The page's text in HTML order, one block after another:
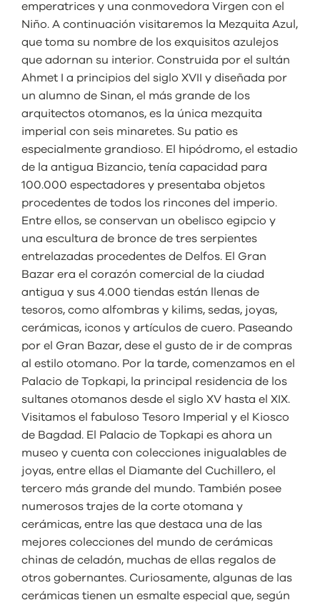
emperatrices y una conmovedora Virgen con el
Niño. A continuación visitaremos la Mezquita Azul,
que toma su nombre de los exquisitos azulejos
que adornan su interior. Construida por el sultán
Ahmet I a principios del siglo XVII y diseñada por
un alumno de Sinan, el más grande de los
arquitectos otomanos, es la única mezquita
imperial con seis minaretes. Su patio es
especialmente grandioso. El hipódromo, el estadio
de la antigua Bizancio, tenía capacidad para
100.000 espectadores y presentaba objetos
procedentes de todos los rincones del imperio.
Entre ellos, se conservan un obelisco egipcio y
una escultura de bronce de tres serpientes
entrelazadas procedentes de Delfos. El Gran
Bazar era el corazón comercial de la ciudad
antigua y sus 4.000 tiendas están llenas de
tesoros, como alfombras y kilims, sedas, joyas,
cerámicas, iconos y artículos de cuero. Paseando
por el Gran Bazar, dese el gusto de ir de compras
al estilo otomano. Por la tarde, comenzamos en el
Palacio de Topkapi, la principal residencia de los
sultanes otomanos desde el siglo XV hasta el XIX.
Visitamos el fabuloso Tesoro Imperial y el Kiosco
de Bagdad. El Palacio de Topkapi es ahora un
museo y cuenta con colecciones inigualables de
joyas, entre ellas el Diamante del Cuchillero, el
tercero más grande del mundo. También posee
numerosos trajes de la corte otomana y
cerámicas, entre las que destaca una de las
mejores colecciones del mundo de cerámicas
chinas de celadón, muchas de ellas regalos de
otros gobernantes. Curiosamente, algunas de las
cerámicas tienen un esmalte especial que, según